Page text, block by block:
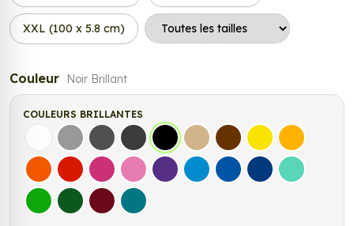
XXL (100 x 5.8 cm)
Couleur Noir Brillant
COULEURS BRILLANTES
Blanc Gris Gris FoncéGris Anthracite
Noir Beige Marron Jaune ClairJaune
OrangeRouge FuchsiaRose Violet Bleu clairBleu MoyenBleu FoncéBleu Vert
Vert clairVert FoncéBordeauxTurquoise